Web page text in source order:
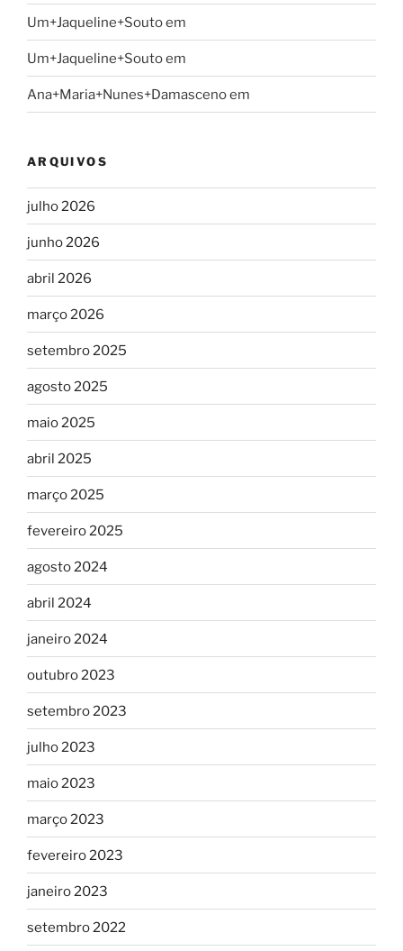
Um+Jaqueline+Soutoem
Um+Jaqueline+Soutoem
Ana+Maria+Nunes+Damascenoem
ARQUIVOS
julho 2026
junho 2026
abril 2026
março 2026
setembro 2025
agosto 2025
maio 2025
abril 2025
março 2025
fevereiro 2025
agosto 2024
abril 2024
janeiro 2024
outubro 2023
setembro 2023
julho 2023
maio 2023
março 2023
fevereiro 2023
janeiro 2023
setembro 2022